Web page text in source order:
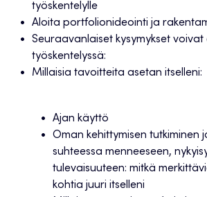
työskentelylle
Aloita portfolionideointi ja
Seuraavanlaiset kysymykset
työskentelyssä:
Millaisia tavoitteita asetan itselleni:
Ajan käyttö
Oman kehittymisen tutkiminen
suhteessa menneeseen,
tulevaisuuteen: mitkä
kohtia juuri itselleni